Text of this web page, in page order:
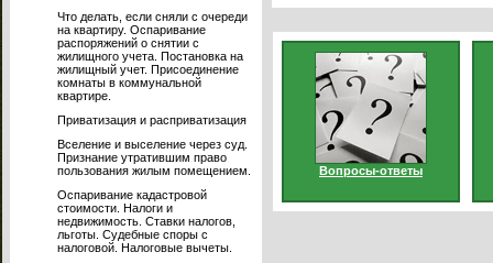
Что делать, если сняли с очереди
на квартиру. Оспаривание
распоряжений о снятии с
жилищного учета. Постановка на
жилищный учет. Присоединение
комнаты в коммунальной
квартире.
Приватизация и расприватизация
Вселение и выселение через суд.
Признание утратившим право
пользования жилым помещением.
Оспаривание кадастровой
стоимости. Налоги и
недвижимость. Ставки налогов,
льготы. Судебные споры с
налоговой. Налоговые вычеты.
Вопросы-ответы